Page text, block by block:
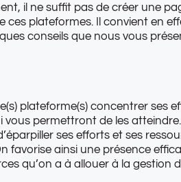
il ne suffit pas de créer une
plateformes. Il convient en
conseils que nous vous
plateforme(s) concentrer ses
permettront de les
ses efforts et ses
favorise ainsi une présence
qu’on a à allouer à la gestion